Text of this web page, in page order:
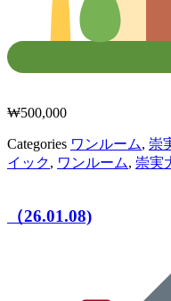
₩500,000
Categories ワンルーム, 崇
イック, ワンルーム, 崇実
（26.01.08)